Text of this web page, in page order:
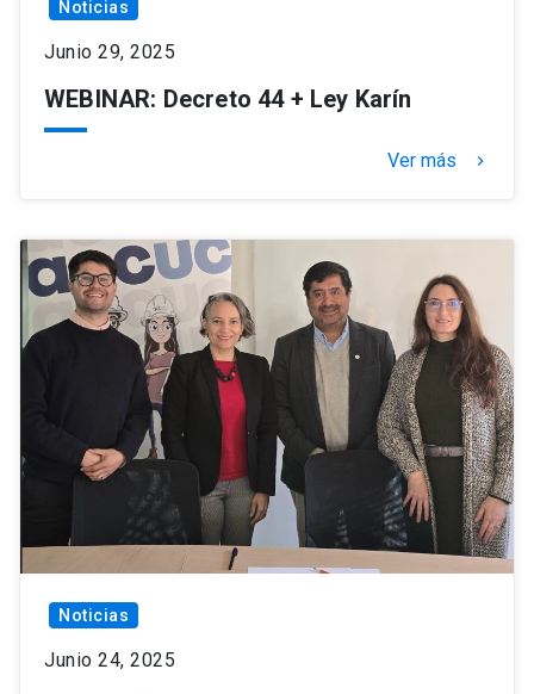
Noticias
Junio 29, 2025
WEBINAR: Decreto 44 + Ley Karín
Ver más keyboard_arrow_right
Noticias
Junio 24, 2025